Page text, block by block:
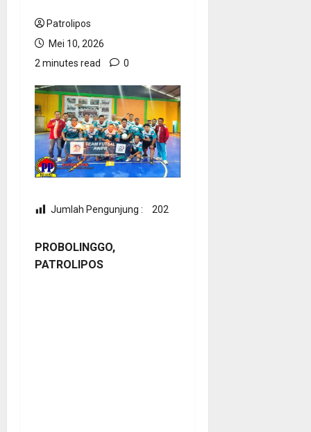
Patrolipos
Mei 10, 2026
2 minutes read
0
Jumlah Pengunjung : 202
PROBOLINGGO,
PATROLIPOS